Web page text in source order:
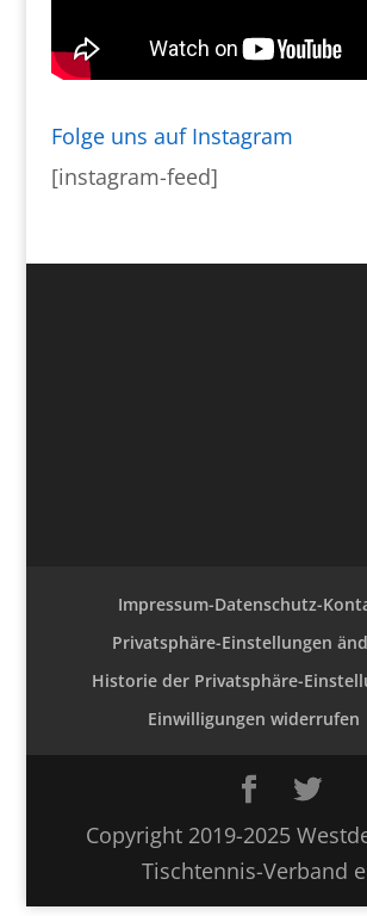
Folge uns auf Instagram
[instagram-feed]
Impressum-Datenschutz-
Privatsphäre-Einstellungen
Historie der Privatsphäre-
Einwilligungen widerrufen
Copyright 2019-2025
Tischtennis-Verband